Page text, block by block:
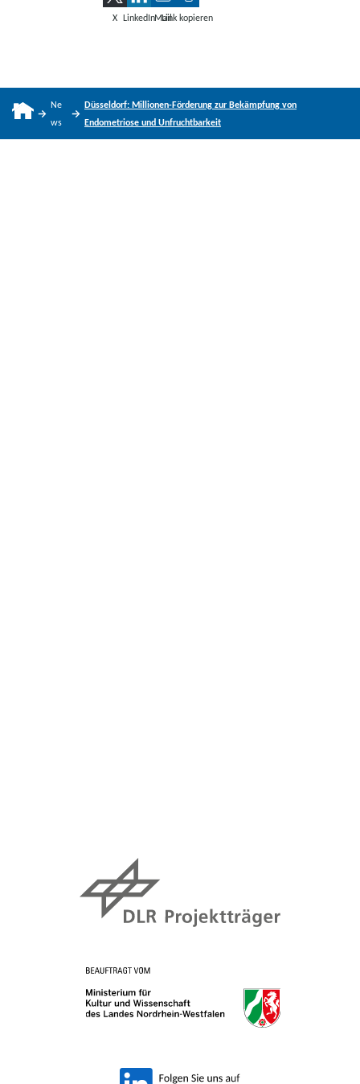
X LinkedInMailLink kopieren
Ne
ws
Düsseldorf: Millionen-Förderung zur Bekämpfung von
Endometriose und Unfruchtbarkeit